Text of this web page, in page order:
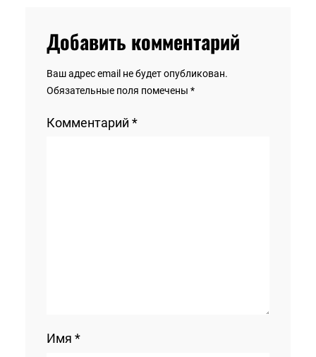
Добавить комментарий
Ваш адрес email не будет опубликован.
Обязательные поля помечены *
Комментарий *
Имя *